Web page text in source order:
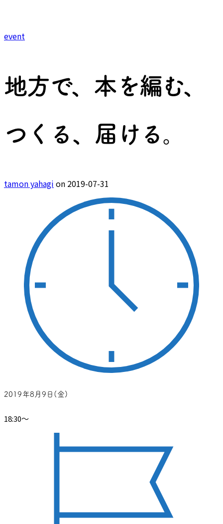
event
地方で、本を編む、
つくる、届ける。
tamon yahagi on 2019-07-31
2019年8月9日(金)
18:30～